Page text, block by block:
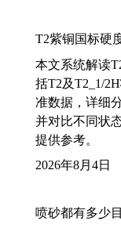
T2紫铜国标硬
本文系统解读
括T2及T2_1/
准数据，详细
并对比不同状
提供参考。
2026年8月4日
喷砂都有多少目